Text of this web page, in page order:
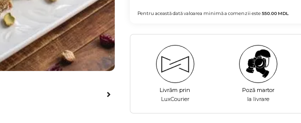
Pentru această dată valoarea minimă a comenzii este550.00MDL
Livrăm prin
LuxCourier
Poză martor
la livrare